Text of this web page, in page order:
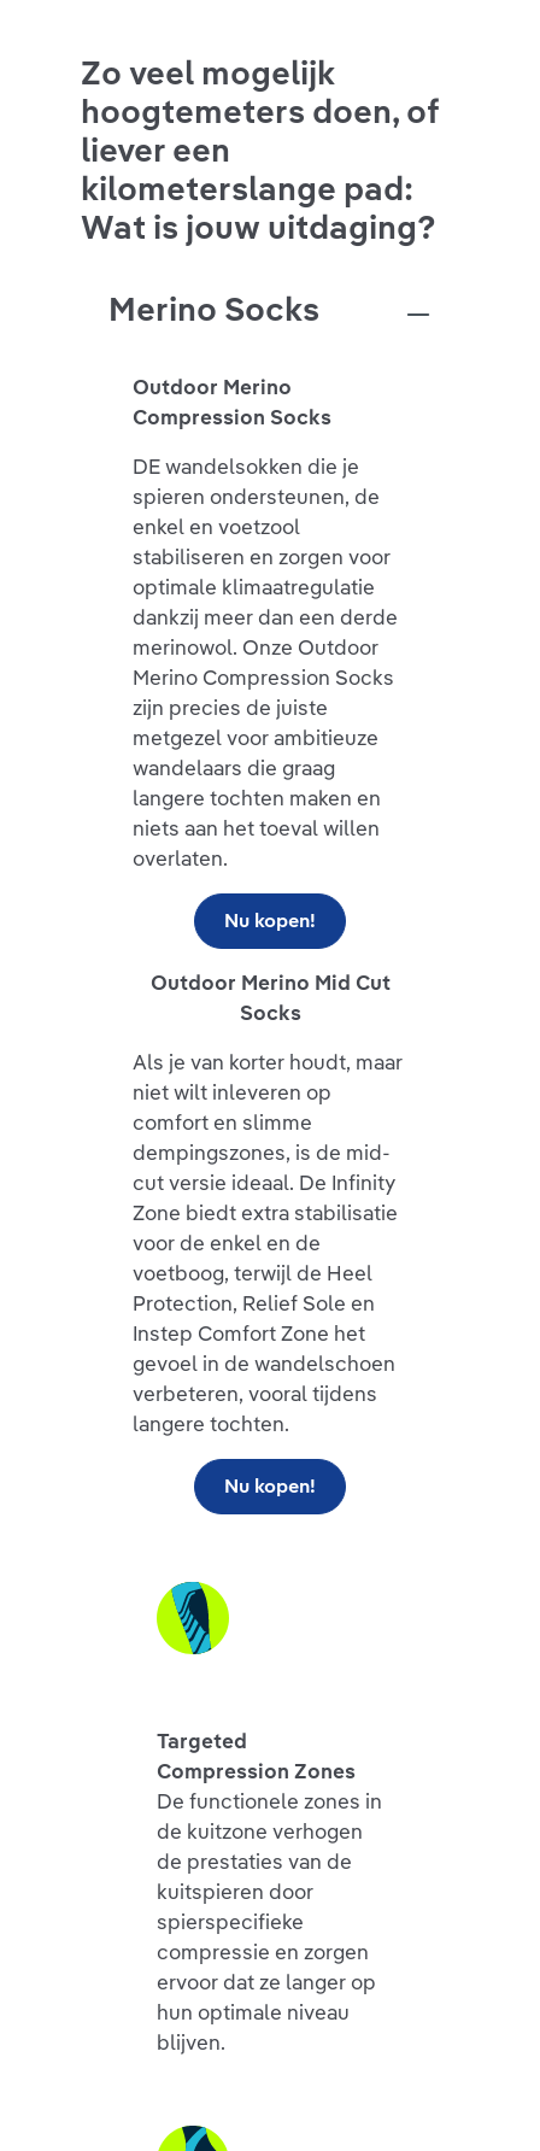
Zo veel mogelijk
hoogtemeters doen, of
liever een
kilometerslange pad:
Wat is jouw uitdaging?
Merino Socks
Outdoor Merino
Compression Socks
DE wandelsokken die je
spieren ondersteunen, de
enkel en voetzool
stabiliseren en zorgen voor
optimale klimaatregulatie
dankzij meer dan een derde
merinowol. Onze Outdoor
Merino Compression Socks
zijn precies de juiste
metgezel voor ambitieuze
wandelaars die graag
langere tochten maken en
niets aan het toeval willen
overlaten.
Nu kopen!
Outdoor Merino Mid Cut
Socks
Als je van korter houdt, maar
niet wilt inleveren op
comfort en slimme
dempingszones, is de mid-
cut versie ideaal. De Infinity
Zone biedt extra stabilisatie
voor de enkel en de
voetboog, terwijl de Heel
Protection, Relief Sole en
Instep Comfort Zone het
gevoel in de wandelschoen
verbeteren, vooral tijdens
langere tochten.
Nu kopen!
Targeted
Compression Zones
De functionele zones in
de kuitzone verhogen
de prestaties van de
kuitspieren door
spierspecifieke
compressie en zorgen
ervoor dat ze langer op
hun optimale niveau
blijven.